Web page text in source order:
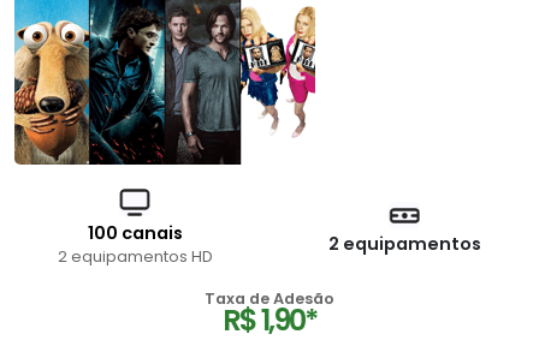
100 canais
2 equipamentos HD
2 equipamentos
Taxa de Adesão
R$ 1,90*